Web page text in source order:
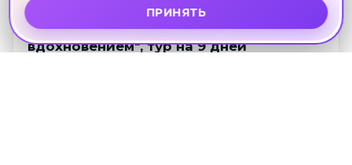
"Идем в горы за историей и
вдохновением", тур на 9 дней
ПРИНЯТЬ